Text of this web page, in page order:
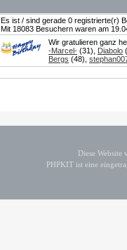
Es ist / sind gerade 0 registrierte(r)
Mit 18083 Besuchern waren am
Wir gratulieren ganz
-Marcel- (31), Diabolo
Bergs (48),
Diese
PHPKIT ist eine